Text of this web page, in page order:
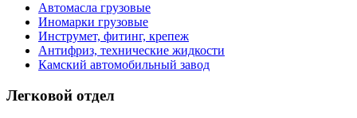
Автомасла грузовые
Иномарки грузовые
Инструмет, фитинг, крепеж
Антифриз, технические жидкости
Камский автомобильный завод
Легковой отдел